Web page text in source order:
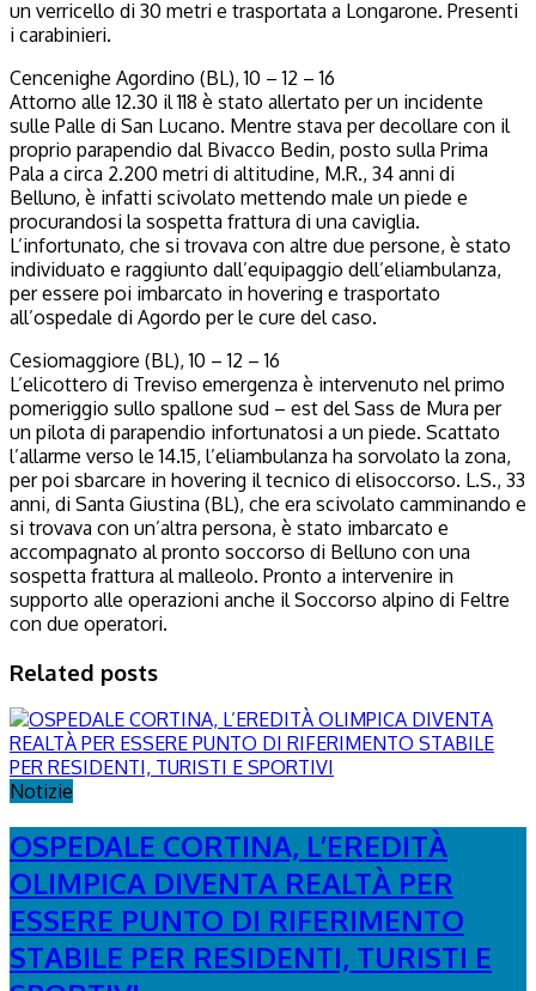
un verricello di 30 metri e trasportata a Longarone. Presenti
i carabinieri.
Cencenighe Agordino (BL), 10 – 12 – 16
Attorno alle 12.30 il 118 è stato allertato per un incidente
sulle Palle di San Lucano. Mentre stava per decollare con il
proprio parapendio dal Bivacco Bedin, posto sulla Prima
Pala a circa 2.200 metri di altitudine, M.R., 34 anni di
Belluno, è infatti scivolato mettendo male un piede e
procurandosi la sospetta frattura di una caviglia.
L’infortunato, che si trovava con altre due persone, è stato
individuato e raggiunto dall’equipaggio dell’eliambulanza,
per essere poi imbarcato in hovering e trasportato
all’ospedale di Agordo per le cure del caso.
Cesiomaggiore (BL), 10 – 12 – 16
L’elicottero di Treviso emergenza è intervenuto nel primo
pomeriggio sullo spallone sud – est del Sass de Mura per
un pilota di parapendio infortunatosi a un piede. Scattato
l’allarme verso le 14.15, l’eliambulanza ha sorvolato la zona,
per poi sbarcare in hovering il tecnico di elisoccorso. L.S., 33
anni, di Santa Giustina (BL), che era scivolato camminando e
si trovava con un’altra persona, è stato imbarcato e
accompagnato al pronto soccorso di Belluno con una
sospetta frattura al malleolo. Pronto a intervenire in
supporto alle operazioni anche il Soccorso alpino di Feltre
con due operatori.
Related posts
Notizie
OSPEDALE CORTINA, L’EREDITÀ
OLIMPICA DIVENTA REALTÀ PER
ESSERE PUNTO DI RIFERIMENTO
STABILE PER RESIDENTI, TURISTI E